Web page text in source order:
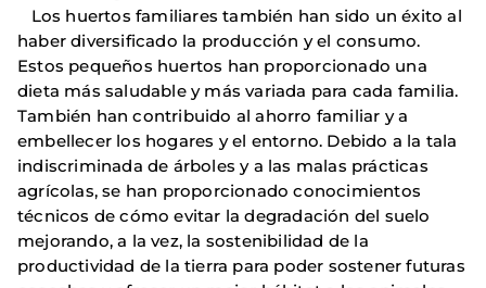
Los huertos familiares también han sido un éxito al
haber diversificado la producción y el consumo.
Estos pequeños huertos han proporcionado una
dieta más saludable y más variada para cada familia.
También han contribuido al ahorro familiar y a
embellecer los hogares y el entorno. Debido a la tala
indiscriminada de árboles y a las malas prácticas
agrícolas, se han proporcionado conocimientos
técnicos de cómo evitar la degradación del suelo
mejorando, a la vez, la sostenibilidad de la
productividad de la tierra para poder sostener futuras